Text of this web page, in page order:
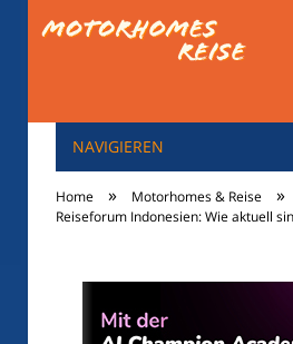
NAVIGIEREN
Home » Motorhomes & Reise »
Reiseforum Indonesien: Wie aktuell